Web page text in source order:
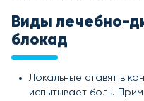
Виды лечебно-
блокад
Локальные ставят в
испытывает боль.